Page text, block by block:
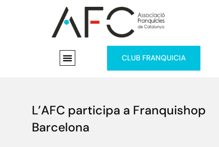
CLUB FRANQUICIA
L’AFC participa a Franquishop
Barcelona